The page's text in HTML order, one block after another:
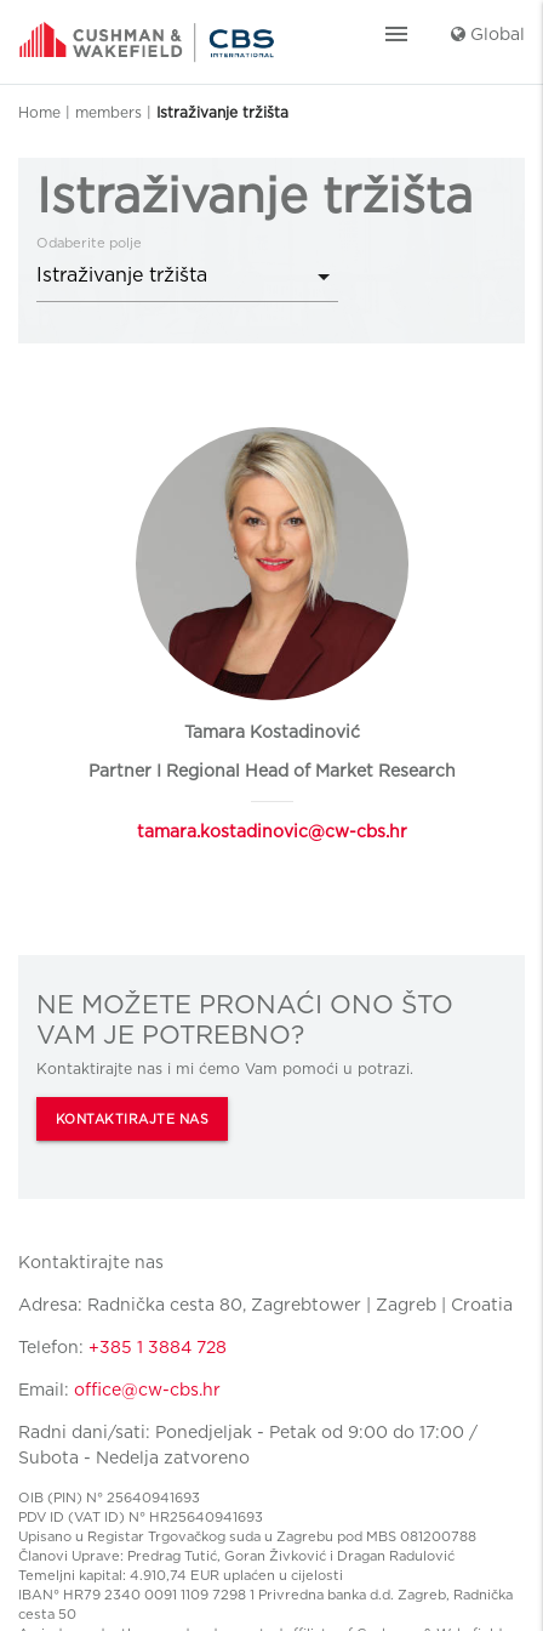
menu Global
Home members Istraživanje tržišta
Istraživanje tržišta
Odaberite polje
Tamara Kostadinović
Partner I Regional Head of Market Research
tamara.kostadinovic@cw-cbs.hr
NE MOŽETE PRONAĆI ONO ŠTO
VAM JE POTREBNO?
Kontaktirajte nas i mi ćemo Vam pomoći u potrazi.
KONTAKTIRAJTE NAS
Kontaktirajte nas
Adresa: Radnička cesta 80, Zagrebtower | Zagreb | Croatia
Telefon: +385 1 3884 728
Email: office@cw-cbs.hr
Radni dani/sati: Ponedjeljak - Petak od 9:00 do 17:00 /
Subota - Nedelja zatvoreno
OIB (PIN) N° 25640941693
PDV ID (VAT ID) N° HR25640941693
Upisano u Registar Trgovačkog suda u Zagrebu pod MBS 081200788
Članovi Uprave: Predrag Tutić, Goran Živković i Dragan Radulović
Temeljni kapital: 4.910,74 EUR uplaćen u cijelosti
IBAN° HR79 2340 0091 1109 7298 1 Privredna banka d.d. Zagreb, Radnička
cesta 50